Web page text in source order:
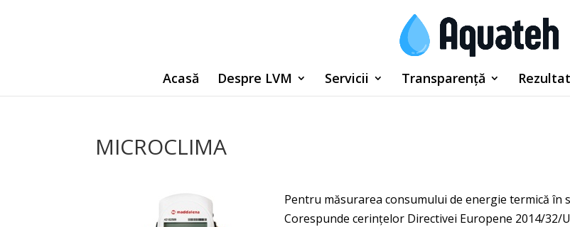
Acasă Despre LVM Servicii Transparență
MICROCLIMA
Pentru măsurarea consumului de energie termică în
Corespunde cerințelor Directivei Europene 2014/32/